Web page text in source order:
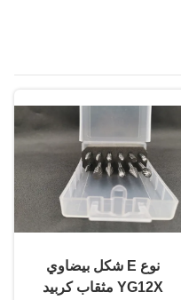
نوع E شكل بيضاوي
YG12X مثقاب كربيد